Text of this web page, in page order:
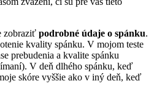
zobraziť podrobné údaje o spánku.
kvality spánku. V mojom teste
prebudenia a kvalite spánku
V deň dlhého spánku, keď
skóre vyššie ako v iný deň, keď